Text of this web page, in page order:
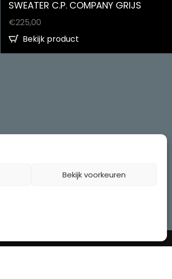
Bekijk voorkeuren
SWEATER C.P. COMPANY GRIJS
€225,00
Bekijk product